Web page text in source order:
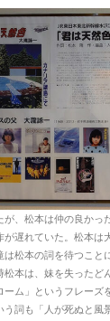
が、松本は仲の良かっ
遅れていた。松本は
は松本の詞を待つこと
松本は、妹を失ったど
ム」というフレーズ
う詞も「人が死ぬと